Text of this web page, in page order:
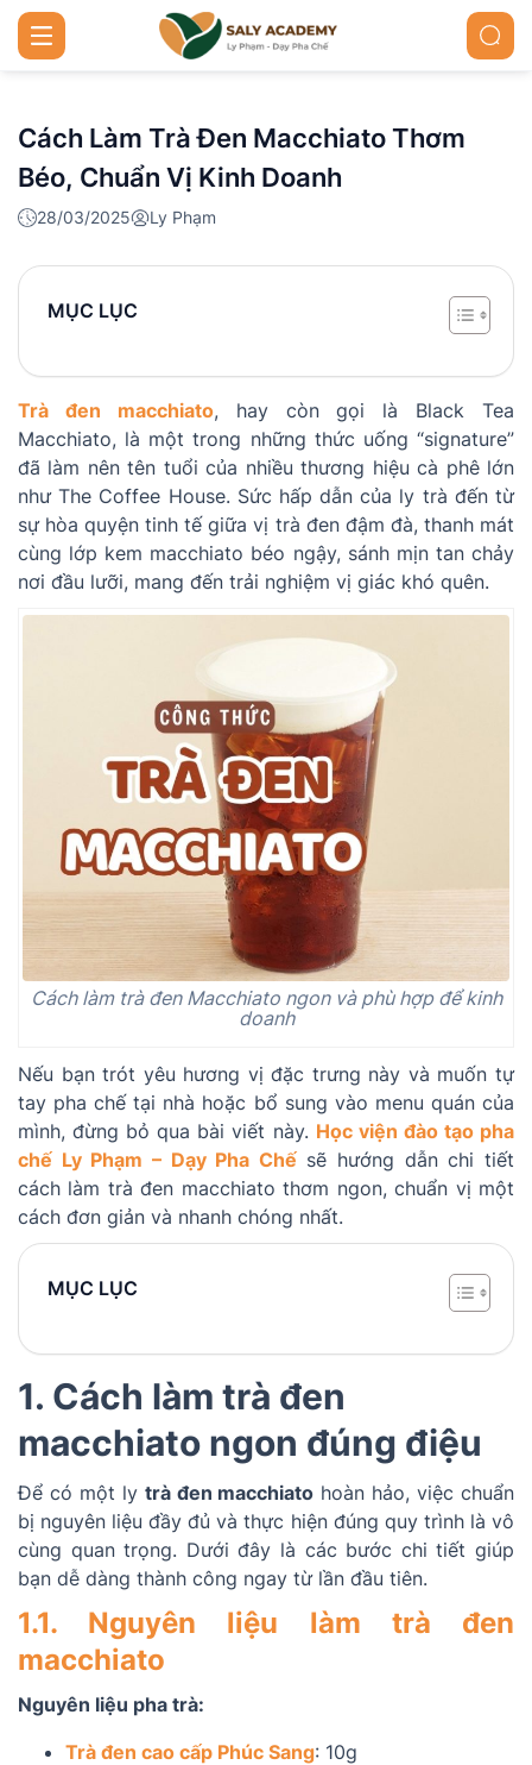
Cách Làm Trà Đen Macchiato Thơm
Béo, Chuẩn Vị Kinh Doanh
28/03/2025 Ly Phạm
MỤC LỤC
Trà đen macchiato, hay còn gọi là Black Tea
Macchiato, là một trong những thức uống “signature”
đã làm nên tên tuổi của nhiều thương hiệu cà phê lớn
như The Coffee House. Sức hấp dẫn của ly trà đến từ
sự hòa quyện tinh tế giữa vị trà đen đậm đà, thanh mát
cùng lớp kem macchiato béo ngậy, sánh mịn tan chảy
nơi đầu lưỡi, mang đến trải nghiệm vị giác khó quên.
Cách làm trà đen Macchiato ngon và phù hợp để kinh
doanh
Nếu bạn trót yêu hương vị đặc trưng này và muốn tự
tay pha chế tại nhà hoặc bổ sung vào menu quán của
mình, đừng bỏ qua bài viết này. Học viện đào tạo pha
chế Ly Phạm – Dạy Pha Chếsẽ hướng dẫn chi tiết
cách làm trà đen macchiato thơm ngon, chuẩn vị một
cách đơn giản và nhanh chóng nhất.
MỤC LỤC
1. Cách làm trà đen
macchiato ngon đúng điệu
Để có một ly trà đen macchiato hoàn hảo, việc chuẩn
bị nguyên liệu đầy đủ và thực hiện đúng quy trình là vô
cùng quan trọng. Dưới đây là các bước chi tiết giúp
bạn dễ dàng thành công ngay từ lần đầu tiên.
1.1. Nguyên liệu làm trà đen
macchiato
Nguyên liệu pha trà:
Trà đen cao cấp Phúc Sang: 10g